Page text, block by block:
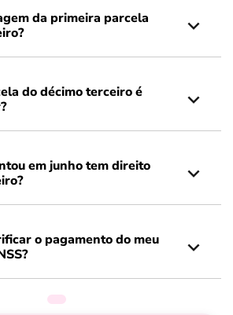
da primeira parcela
do décimo terceiro é
em junho tem direito
o pagamento do meu